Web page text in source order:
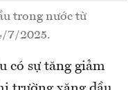
trong nước từ
7/2025.
có sự tăng giảm